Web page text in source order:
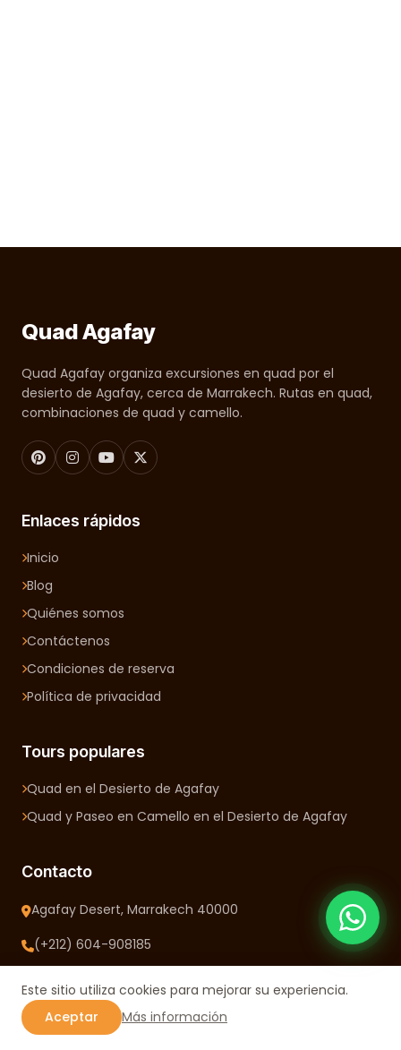
Quad Agafay
Quad Agafay organiza excursiones en quad por el
desierto de Agafay, cerca de Marrakech. Rutas en quad,
combinaciones de quad y camello.
Enlaces rápidos
Inicio
Blog
Quiénes somos
Contáctenos
Condiciones de reserva
Política de privacidad
Tours populares
Quad en el Desierto de Agafay
Quad y Paseo en Camello en el Desierto de Agafay
Contacto
Agafay Desert, Marrakech 40000
(+212) 604-908185
info@quad-agafay.com
Este sitio utiliza cookies para mejorar su experiencia.
Aceptar
Más información